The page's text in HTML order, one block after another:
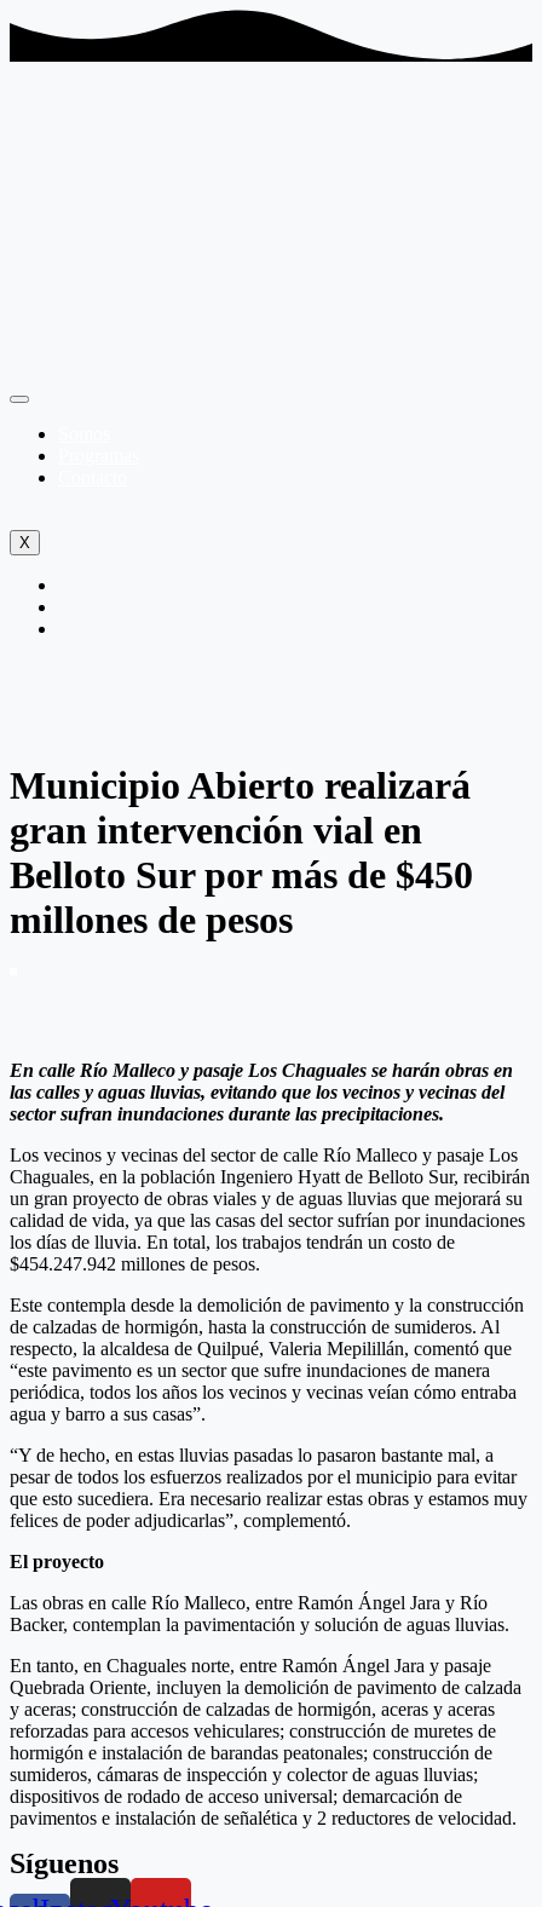
X
Municipio Abierto realizará
gran intervención vial en
Belloto Sur por más de $450
millones de pesos
En calle Río Malleco y pasaje Los Chaguales se harán obras en
las calles y aguas lluvias, evitando que los vecinos y vecinas del
sector sufran inundaciones durante las precipitaciones.
Los vecinos y vecinas del sector de calle Río Malleco y pasaje Los
Chaguales, en la población Ingeniero Hyatt de Belloto Sur, recibirán
un gran proyecto de obras viales y de aguas lluvias que mejorará su
calidad de vida, ya que las casas del sector sufrían por inundaciones
los días de lluvia. En total, los trabajos tendrán un costo de
$454.247.942 millones de pesos.
Este contempla desde la demolición de pavimento y la construcción
de calzadas de hormigón, hasta la construcción de sumideros. Al
respecto, la alcaldesa de Quilpué, Valeria Mepilillán, comentó que
“este pavimento es un sector que sufre inundaciones de manera
periódica, todos los años los vecinos y vecinas veían cómo entraba
agua y barro a sus casas”.
“Y de hecho, en estas lluvias pasadas lo pasaron bastante mal, a
pesar de todos los esfuerzos realizados por el municipio para evitar
que esto sucediera. Era necesario realizar estas obras y estamos muy
felices de poder adjudicarlas”, complementó.
El proyecto
Las obras en calle Río Malleco, entre Ramón Ángel Jara y Río
Backer, contemplan la pavimentación y solución de aguas lluvias.
En tanto, en Chaguales norte, entre Ramón Ángel Jara y pasaje
Quebrada Oriente, incluyen la demolición de pavimento de calzada
y aceras; construcción de calzadas de hormigón, aceras y aceras
reforzadas para accesos vehiculares; construcción de muretes de
hormigón e instalación de barandas peatonales; construcción de
sumideros, cámaras de inspección y colector de aguas lluvias;
dispositivos de rodado de acceso universal; demarcación de
pavimentos e instalación de señalética y 2 reductores de velocidad.
Síguenos